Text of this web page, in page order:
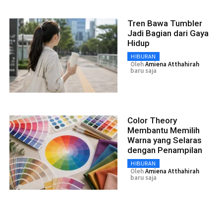
Tren Bawa Tumbler
Jadi Bagian dari Gaya
Hidup
HIBURAN
OlehAmiena Atthahirah
baru saja
Color Theory
Membantu Memilih
Warna yang Selaras
dengan Penampilan
HIBURAN
OlehAmiena Atthahirah
baru saja